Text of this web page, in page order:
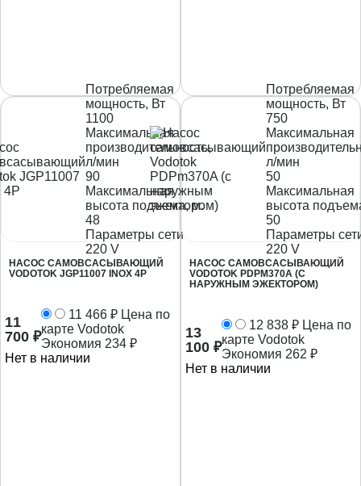
Потребляемая
мощность, Вт
1100
Максимальная
производительность,
л/мин
90
Максимальная
высота подъема, м.
48
Параметры сети
220 V
НАСОС САМОВСАСЫВАЮЩИЙ
VODOTOK JGP11007 INOX 4P
11
700 ₽
11 466 ₽ Цена по
карте Vodotok
Экономия 234 ₽
Нет в наличии
Потребляемая
мощность, Вт
750
Максимальная
л/мин
50
Максимальная
высота
50
Параметры
220 V
НАСОС САМОВСАСЫВАЮЩИЙ
VODOTOK PDPM370A (С
НАРУЖНЫМ ЭЖЕКТОРОМ)
13
100 ₽
12 838 ₽ Цена по
карте Vodotok
Экономия 262 ₽
Нет в наличии